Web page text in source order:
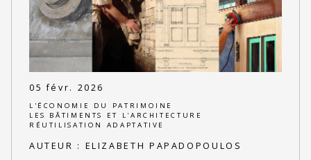
05 févr. 2026
L'ÉCONOMIE DU PATRIMOINE
LES BÂTIMENTS ET L'ARCHITECTURE
RÉUTILISATION ADAPTATIVE
AUTEUR : ELIZABETH PAPADOPOULOS